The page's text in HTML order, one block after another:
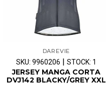
DAREVIE
SKU: 9960206 | STOCK: 1
JERSEY MANGA CORTA
DVJ142 BLACKY/GREY XXL